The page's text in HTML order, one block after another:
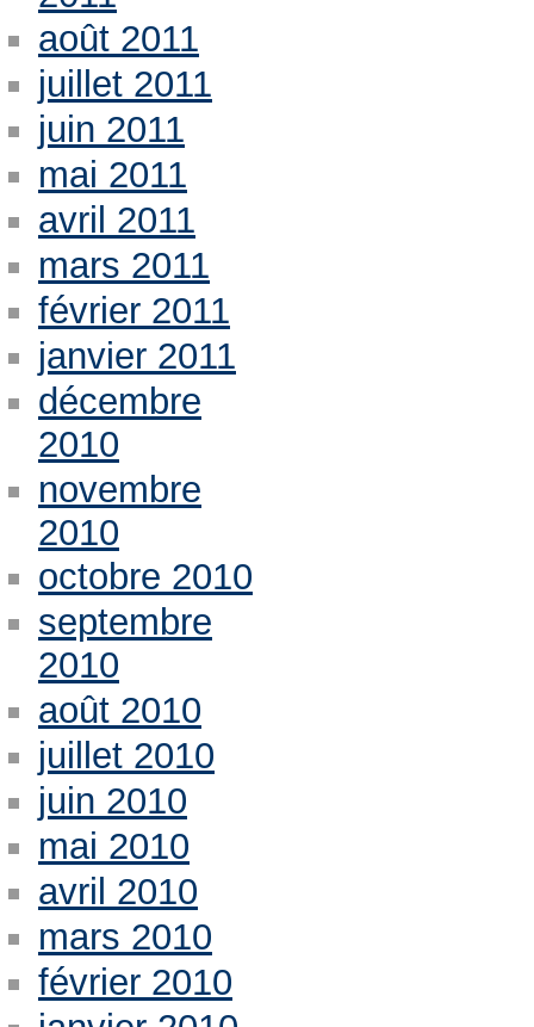
août 2011
juillet 2011
juin 2011
mai 2011
avril 2011
mars 2011
février 2011
janvier 2011
décembre
2010
novembre
2010
octobre 2010
septembre
2010
août 2010
juillet 2010
juin 2010
mai 2010
avril 2010
mars 2010
février 2010